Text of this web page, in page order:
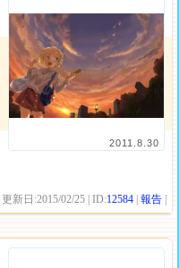
2011.8.30
| 更新日:2015/02/25 | ID:12584 |報告